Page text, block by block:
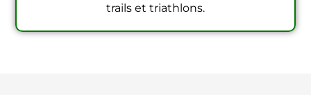
trails et triathlons.